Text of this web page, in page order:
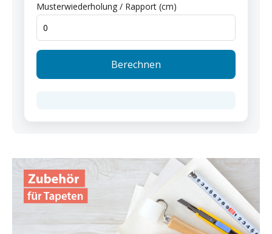
Musterwiederholung / Rapport (cm)
Berechnen